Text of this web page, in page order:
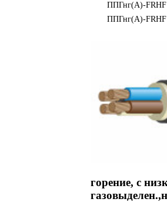
ППГнг(А)-FRHF
ППГнг(А)-
горение, с